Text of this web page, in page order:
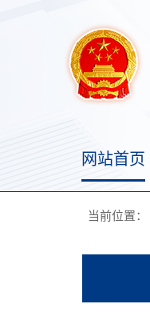
网站首页
当前位置：